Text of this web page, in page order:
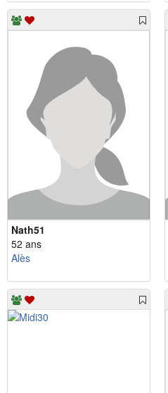
Nath51
52 ans
Alès